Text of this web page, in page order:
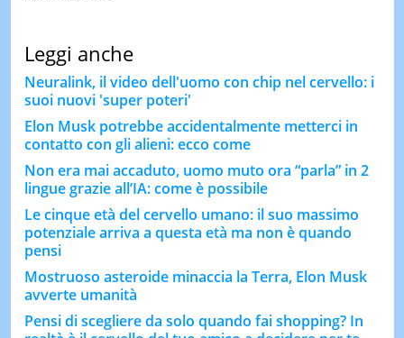
Leggi anche
Neuralink, il video dell'uomo con chip nel cervello: i
suoi nuovi 'super poteri'
Elon Musk potrebbe accidentalmente metterci in
contatto con gli alieni: ecco come
Non era mai accaduto, uomo muto ora “parla” in 2
lingue grazie all’IA: come è possibile
Le cinque età del cervello umano: il suo massimo
potenziale arriva a questa età ma non è quando
pensi
Mostruoso asteroide minaccia la Terra, Elon Musk
avverte umanità
Pensi di scegliere da solo quando fai shopping? In